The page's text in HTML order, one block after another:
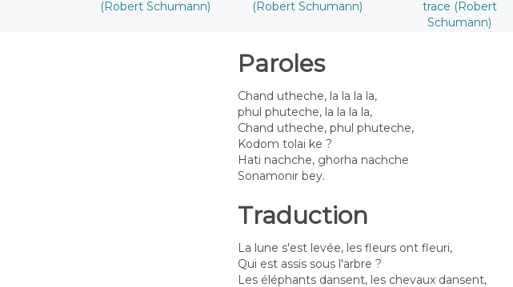
(Robert Schumann)
(Robert Schumann)
trace (Robert
Schumann)
Paroles
Chand utheche, la la la la,
phul phuteche, la la la la,
Chand utheche, phul phuteche,
Kodom tolai ke ?
Hati nachche, ghorha nachche
Sonamonir bey.
Traduction
La lune s'est levée, les fleurs ont fleuri,
Qui est assis sous l'arbre ?
Les éléphants dansent, les chevaux dansent,